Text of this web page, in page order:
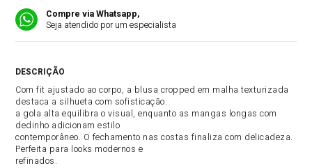
Compre via Whatsapp,
Seja atendido por um especialista
Com fit ajustado ao corpo, a blusa cropped em malha texturizada
destaca a silhueta com sofisticação.
a gola alta equilibra o visual, enquanto as mangas longas com
dedinho adicionam estilo
contemporâneo. O fechamento nas costas finaliza com delicadeza.
Perfeita para looks modernos e
refinados.